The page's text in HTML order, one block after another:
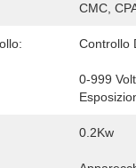
CMC,
Controllo
0-999
0.2Kw